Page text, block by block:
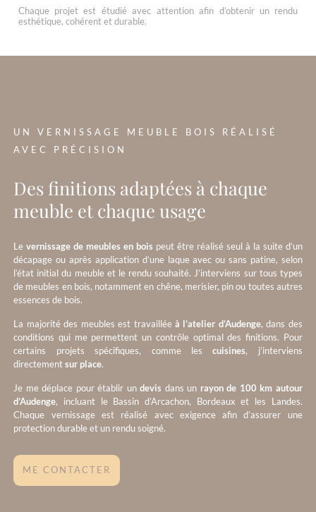
Chaque projet est étudié avec attention afin d’obtenir un rendu
esthétique, cohérent et durable.
UN VERNISSAGE MEUBLE BOIS RÉALISÉ
AVEC PRÉCISION
Des finitions adaptées à chaque
meuble et chaque usage
Levernissage de meubles en bois peut être réalisé seul à la suite d’un
décapage ou après application d’une laque avec ou sans patine, selon
l’état initial du meuble et le rendu souhaité. J’interviens sur tous types
de meubles en bois, notamment en chêne, merisier, pin ou toutes autres
essences de bois.
La majorité des meubles est travaillée à l’atelier d’Audenge, dans des
conditions qui me permettent un contrôle optimal des finitions. Pour
certains projets spécifiques, comme lescuisines, j’interviens
directementsur place.
Je me déplace pour établir undevis dans un rayon de 100 km autour
d’Audenge, incluant le Bassin d’Arcachon, Bordeaux et les Landes.
Chaque vernissage est réalisé avec exigence afin d’assurer une
protection durable et un rendu soigné.
ME CONTACTER